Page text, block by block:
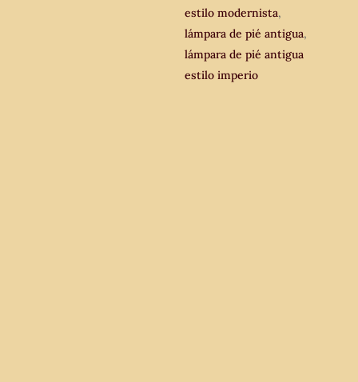
cantidad
estilo modernista,
lámpara de pié antigua,
lámpara de pié antigua
estilo imperio